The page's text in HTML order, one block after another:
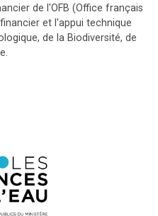
de l'OFB (Office français
et l'appui technique
de la Biodiversité, de